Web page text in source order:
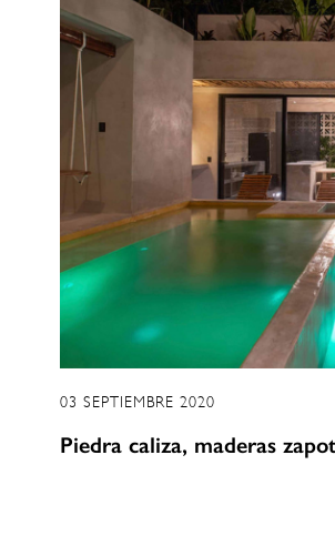
03 SEPTIEMBRE 2020
Piedra caliza, maderas